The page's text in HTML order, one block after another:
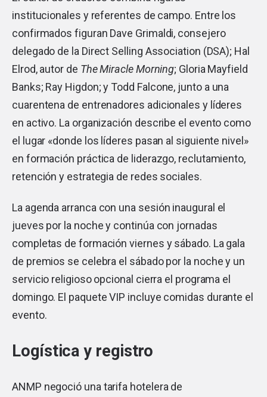
institucionales y referentes de campo. Entre los
confirmados figuran Dave Grimaldi, consejero
delegado de la Direct Selling Association (DSA); Hal
Elrod, autor de The Miracle Morning; Gloria Mayfield
Banks; Ray Higdon; y Todd Falcone, junto a una
cuarentena de entrenadores adicionales y líderes
en activo. La organización describe el evento como
el lugar «donde los líderes pasan al siguiente nivel»
en formación práctica de liderazgo, reclutamiento,
retención y estrategia de redes sociales.
La agenda arranca con una sesión inaugural el
jueves por la noche y continúa con jornadas
completas de formación viernes y sábado. La gala
de premios se celebra el sábado por la noche y un
servicio religioso opcional cierra el programa el
domingo. El paquete VIP incluye comidas durante el
evento.
Logística y registro
ANMP negoció una tarifa hotelera de